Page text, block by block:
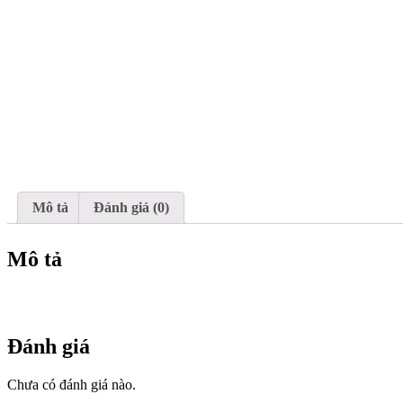
Mô tả Đánh giá (0)
Mô tả
Đánh giá
Chưa có đánh giá nào.